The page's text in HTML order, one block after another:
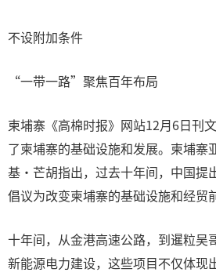
不设附加条件
“一带一路”聚焦百年布局
柬埔寨《高棉时报》网站12月6日
了柬埔寨的基础设施和发展。柬埔寨
基·芒胡指出，过去十年间，中国提
倡议为改变柬埔寨的基础设施和经贸
十年间，从金港高速公路，到暹粒吴
新能源电力建设，这些项目不仅体现